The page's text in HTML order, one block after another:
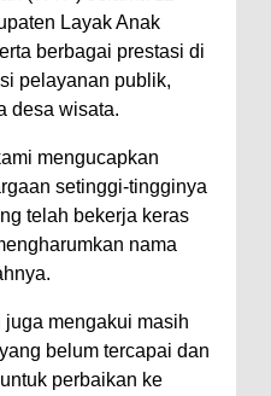
Layak Anak
berbagai prestasi di
pelayanan publik,
desa wisata.
mengucapkan
setinggi-tingginya
telah bekerja keras
nama
mengakui masih
belum tercapai dan
perbaikan ke